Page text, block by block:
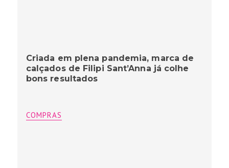
Criada em plena pandemia, marca de
calçados de Filipi Sant’Anna já colhe
bons resultados
COMPRAS